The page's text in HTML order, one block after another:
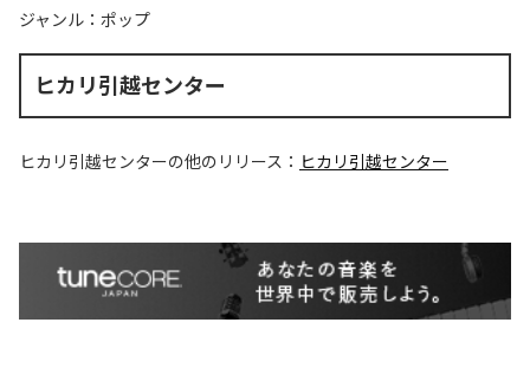
ジャンル： ポップ
ヒカリ引越センター
ヒカリ引越センターの他のリリース： ヒカリ引越センター